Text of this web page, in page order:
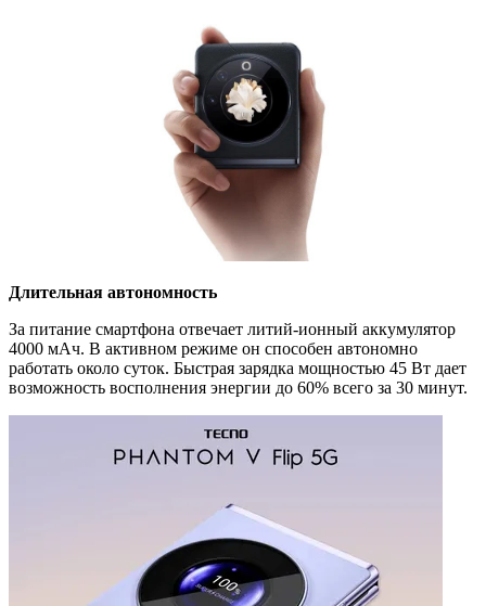
Длительная автономность
За питание смартфона отвечает литий-ионный аккумулятор
4000 мАч. В активном режиме он способен автономно
работать около суток. Быстрая зарядка мощностью 45 Вт дает
возможность восполнения энергии до 60% всего за 30 минут.